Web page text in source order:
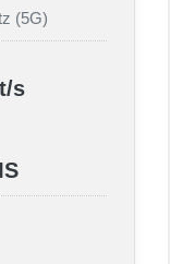
(5G)
s